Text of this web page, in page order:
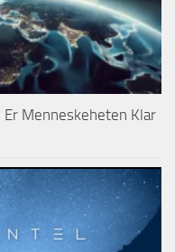
Menneskeheten Klar